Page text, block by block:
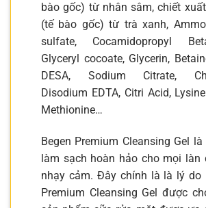
bào gốc) từ nhân sâm, chiết
(tế bào gốc) từ trà xanh,
sulfate, Cocamidopropyl
Glyceryl cocoate, Glycerin,
DESA, Sodium Citrate,
Disodium EDTA, Citri Acid,
Methionine…
Begen Premium Cleansing Gel
làm sạch hoàn hảo cho mọi làn
nhạy cảm. Đây chính là là lý do
Premium Cleansing Gel được